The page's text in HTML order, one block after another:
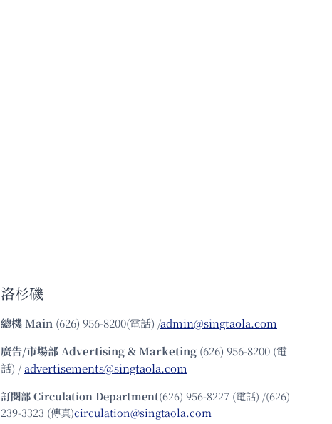
洛杉磯
總機Main (626) 956-8200(電話) /admin@singtaola.com
廣告/市場部Advertising & Marketing (626) 956-8200 (電
話) /advertisements@singtaola.com
訂閱部 Circulation Department(626) 956-8227 (電話) /(626)
239-3323 (傳真)circulation@singtaola.com